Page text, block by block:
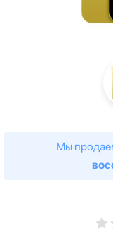
Мы